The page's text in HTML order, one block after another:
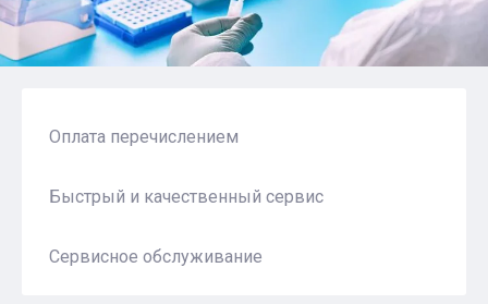
Оплата перечислением
Быстрый и качественный сервис
Сервисное обслуживание